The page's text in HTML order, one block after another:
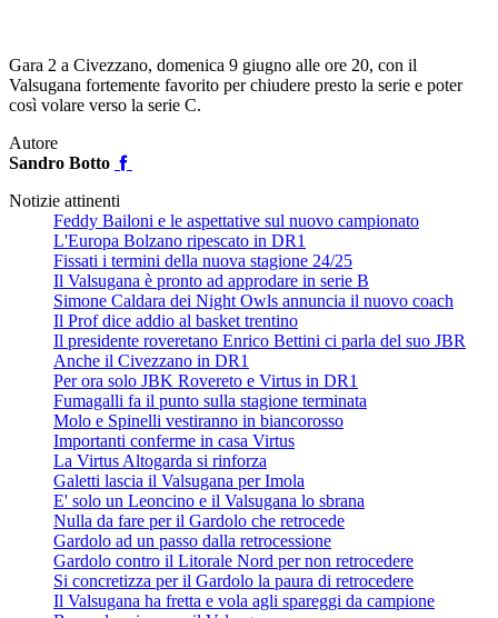
Gara 2 a Civezzano, domenica 9 giugno alle ore 20, con il
Valsugana fortemente favorito per chiudere presto la serie e poter
così volare verso la serie C.
Autore
Sandro Botto
Notizie attinenti
Feddy Bailoni e le aspettative sul nuovo campionato
L'Europa Bolzano ripescato in DR1
Fissati i termini della nuova stagione 24/25
Il Valsugana è pronto ad approdare in serie B
Simone Caldara dei Night Owls annuncia il nuovo coach
Il Prof dice addio al basket trentino
Il presidente roveretano Enrico Bettini ci parla del suo JBR
Anche il Civezzano in DR1
Per ora solo JBK Rovereto e Virtus in DR1
Fumagalli fa il punto sulla stagione terminata
Molo e Spinelli vestiranno in biancorosso
Importanti conferme in casa Virtus
La Virtus Altogarda si rinforza
Galetti lascia il Valsugana per Imola
E' solo un Leoncino e il Valsugana lo sbrana
Nulla da fare per il Gardolo che retrocede
Gardolo ad un passo dalla retrocessione
Gardolo contro il Litorale Nord per non retrocedere
Si concretizza per il Gardolo la paura di retrocedere
Il Valsugana ha fretta e vola agli spareggi da campione